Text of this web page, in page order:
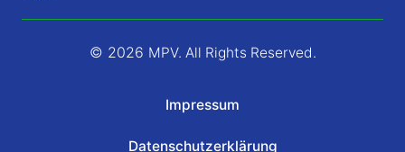
© 2026 MPV. All Rights Reserved.
Impressum
Datenschutzerklärung